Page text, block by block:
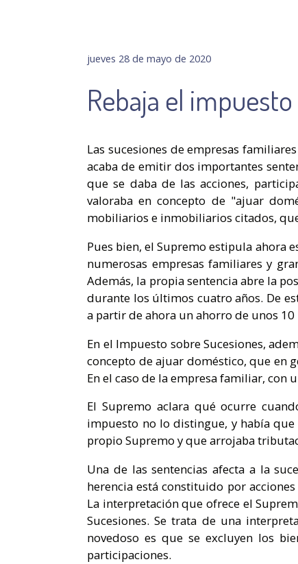
jueves 28 de mayo de 2020
Rebaja el
Las sucesiones de empresas
acaba de emitir dos importantes
que se daba de las acciones,
valoraba en concepto de "ajuar
mobiliarios e inmobiliarios citados,
Pues bien, el Supremo estipula ahora
numerosas empresas familiares y
Además, la propia sentencia abre la
durante los últimos cuatro años. De
a partir de ahora un ahorro de unos
En el Impuesto sobre Sucesiones,
concepto de ajuar doméstico, que en
En el caso de la empresa familiar, con
El Supremo aclara qué ocurre
impuesto no lo distingue, y había
propio Supremo y que arrojaba
Una de las sentencias afecta a la
herencia está constituido por
La interpretación que ofrece el
Sucesiones. Se trata de una
novedoso es que se excluyen los
participaciones.